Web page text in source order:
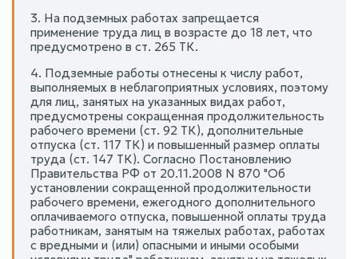
3. На подземных работах запрещается
применение труда лиц в возрасте до 18 лет, что
предусмотрено в ст. 265 ТК.
4. Подземные работы отнесены к числу работ,
выполняемых в неблагоприятных условиях, поэтому
для лиц, занятых на указанных видах работ,
предусмотрены сокращенная продолжительность
рабочего времени (ст. 92 ТК), дополнительные
отпуска (ст. 117 ТК) и повышенный размер оплаты
труда (ст. 147 ТК). Согласно Постановлению
Правительства РФ от 20.11.2008 N 870 "Об
установлении сокращенной продолжительности
рабочего времени, ежегодного дополнительного
оплачиваемого отпуска, повышенной оплаты труда
работникам, занятым на тяжелых работах, работах
с вредными и (или) опасными и иными особыми